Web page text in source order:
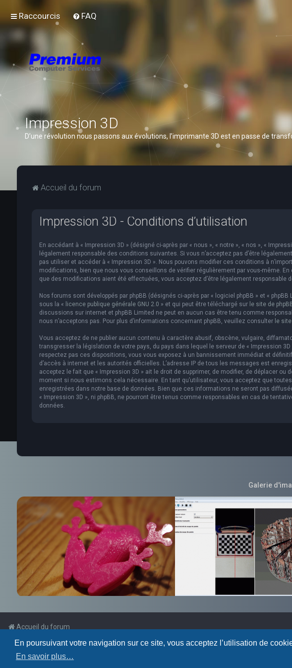
En poursuivant votre navigation sur ce site, vous acceptez l’utilisation de
En savoir plus…
Raccourcis FAQ
Impression 3D
D’une révolution nous passons aux évolutions, l’imprimante 3D est en passe de
Accueil du forum
Impression 3D - Conditions d’utilisation
En accédant à « Impression 3D » (désigné ci-après par « nous », « notre », « nos », «
légalement responsable des conditions suivantes. Si vous n’acceptez pas d’être
pas utiliser et accéder à « Impression 3D ». Nous pouvons modifier ces conditions à
modifications, bien que nous vous conseillons de vérifier régulièrement par vous-même.
que des modifications aient été effectuées, vous acceptez d’être légalement responsable
Nos forums sont développés par phpBB (désignés ci-après par « logiciel phpBB » et «
sous la « licence publique générale GNU 2.0 » et qui peut être téléchargé sur le site de
discussions sur internet et phpBB Limited ne peut en aucun cas être tenu comme
nous n’acceptons pas. Pour plus d’informations concernant phpBB, veuillez consulter le
Vous acceptez de ne publier aucun contenu à caractère abusif, obscène, vulgaire,
transgresser la législation de votre pays, du pays dans lequel le serveur de « Impression
respectez pas ces dispositions, vous vous exposez à un bannissement immédiat et
d’accès à internet et les autorités officielles. L’adresse IP de tous les messages est
acceptez le fait que « Impression 3D » ait le droit de supprimer, de modifier, de déplacer ou
moment si nous estimons cela nécessaire. En tant qu’utilisateur, vous acceptez que
enregistrées dans notre base de données. Bien que ces informations ne seront pas
« Impression 3D », ni phpBB, ne pourront être tenus comme responsables en cas de
données.
Galerie
Accueil du forum
Powered by phpBB
Traduction française officielle